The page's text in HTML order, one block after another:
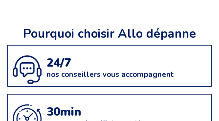
Pourquoi choisir Allo dépanne
24/7
nos conseillers vous accompagnent
30min